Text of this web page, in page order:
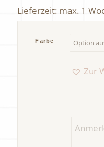
war:
ist:
Lieferzeit: max. 1
Farbe
Zur